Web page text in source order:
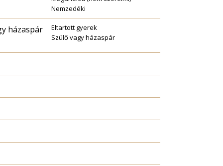
Nemzedéki
házaspár
Eltartott gyerek
Szülő vagy házaspár